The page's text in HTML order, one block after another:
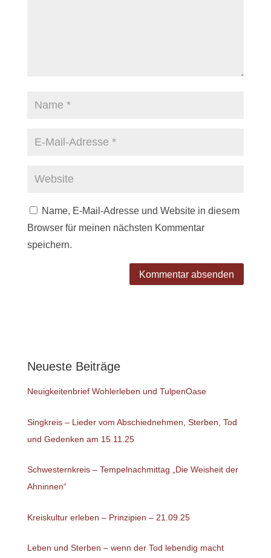
Name, E-Mail-Adresse und Website in diesem
Browser für meinen nächsten Kommentar
speichern.
Neueste Beiträge
Neuigkeitenbrief Wohlerleben und TulpenOase
Singkreis – Lieder vom Abschiednehmen, Sterben, Tod
und Gedenken am 15.11.25
Schwesternkreis – Tempelnachmittag „Die Weisheit der
Ahninnen“
Kreiskultur erleben – Prinzipien – 21.09.25
Leben und Sterben – wenn der Tod lebendig macht